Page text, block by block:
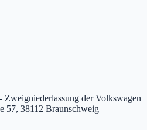
Zweigniederlassung der Volkswagen
57, 38112 Braunschweig